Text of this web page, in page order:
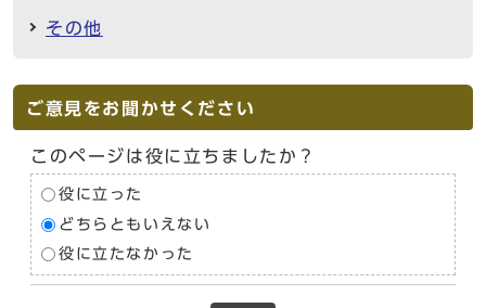
その他
ご意見をお聞かせください
このページは役に立ちましたか？
役に立った
どちらともいえない
役に立たなかった